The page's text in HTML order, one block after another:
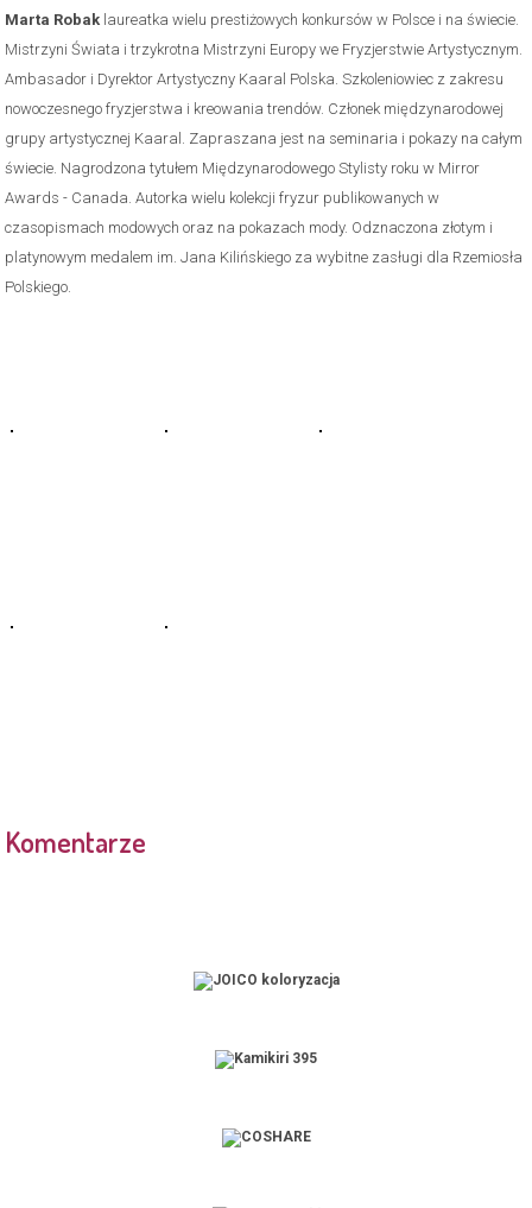
Marta Robak laureatka wielu prestiżowych konkursów w Polsce i na świecie.
Mistrzyni Świata i trzykrotna Mistrzyni Europy we Fryzjerstwie Artystycznym.
Ambasador i Dyrektor Artystyczny Kaaral Polska. Szkoleniowiec z zakresu
nowoczesnego fryzjerstwa i kreowania trendów. Członek międzynarodowej
grupy artystycznej Kaaral. Zapraszana jest na seminaria i pokazy na całym
świecie. Nagrodzona tytułem Międzynarodowego Stylisty roku w Mirror
Awards - Canada. Autorka wielu kolekcji fryzur publikowanych w
czasopismach modowych oraz na pokazach mody. Odznaczona złotym i
platynowym medalem im. Jana Kilińskiego za wybitne zasługi dla Rzemiosła
Polskiego.
Komentarze